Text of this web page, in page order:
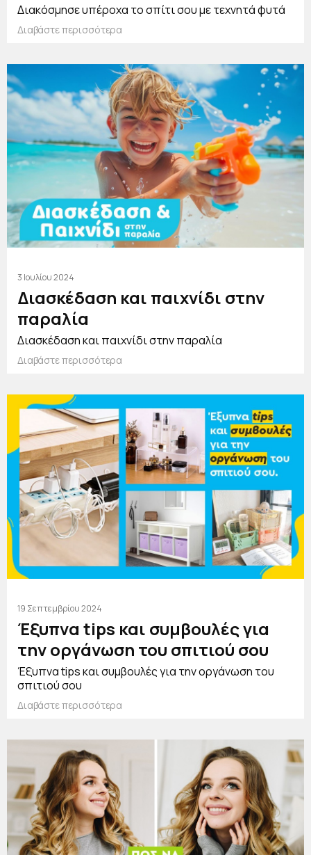
Διακόσμησε υπέροχα το σπίτι σου με τεχνητά φυτά
Διαβάστε περισσότερα
3 Ιουλίου 2024
Διασκέδαση και παιχνίδι στην
παραλία
Διασκέδαση και παιχνίδι στην παραλία
Διαβάστε περισσότερα
19 Σεπτεμβρίου 2024
Έξυπνα tips και συμβουλές για
την οργάνωση του σπιτιού σου
Έξυπνα tips και συμβουλές για την οργάνωση του
σπιτιού σου
Διαβάστε περισσότερα